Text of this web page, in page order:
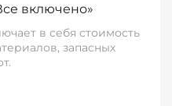
включено»
в себя стоимость
запасных